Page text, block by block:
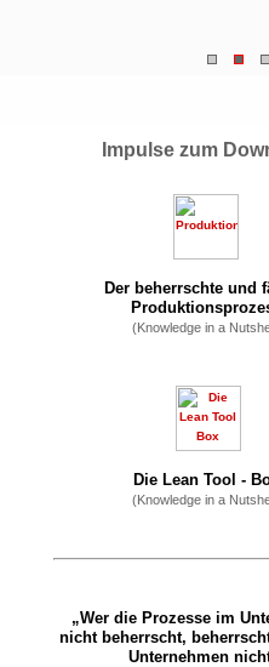
Impulse zum
Der beherrschte und
(Knowledge in a
Die Lean Tool -
(Knowledge in a
„Wer die Prozesse im
nicht beherrscht,
Unternehmen